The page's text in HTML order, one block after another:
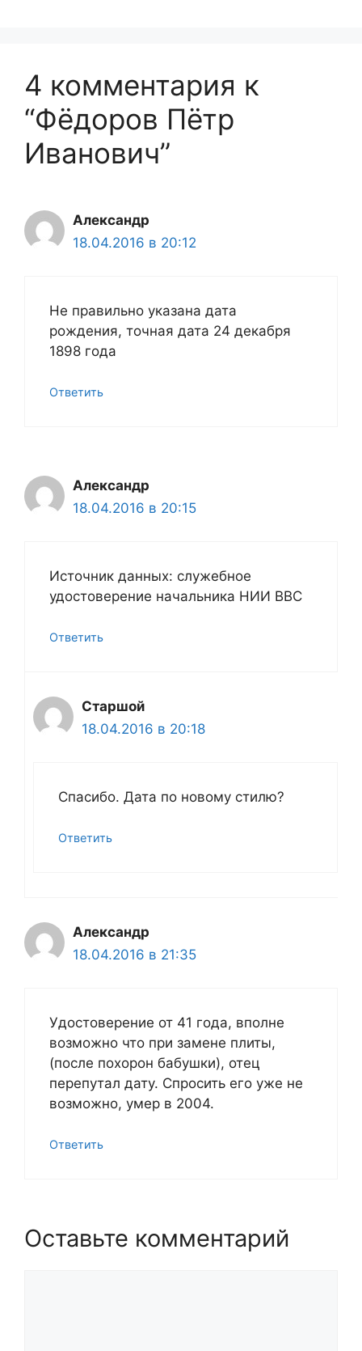
4 комментария к
“Фёдоров Пётр
Иванович”
Александр
18.04.2016 в 20:12
Не правильно указана дата
рождения, точная дата 24 декабря
1898 года
Ответить
Александр
18.04.2016 в 20:15
Источник данных: служебное
удостоверение начальника НИИ ВВС
Ответить
Старшой
18.04.2016 в 20:18
Спасибо. Дата по новому стилю?
Ответить
Александр
18.04.2016 в 21:35
Удостоверение от 41 года, вполне
возможно что при замене плиты,
(после похорон бабушки), отец
перепутал дату. Спросить его уже не
возможно, умер в 2004.
Ответить
Оставьте комментарий